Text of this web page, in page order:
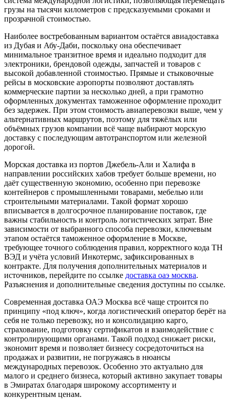
грузы на тысячи километров с предсказуемыми сроками и
прозрачной стоимостью.
Наиболее востребованным вариантом остаётся авиадоставка
из Дубая и Абу-Даби, поскольку она обеспечивает
минимальное транзитное время и идеально подходит для
электроники, брендовой одежды, запчастей и товаров с
высокой добавленной стоимостью. Прямые и стыковочные
рейсы в московские аэропорты позволяют доставлять
коммерческие партии за несколько дней, а при грамотно
оформленных документах таможенное оформление проходит
без задержек. При этом стоимость авиаперевозки выше, чем у
альтернативных маршрутов, поэтому для тяжёлых или
объёмных грузов компании всё чаще выбирают морскую
доставку с последующим автотранспортом или железной
дорогой.
Морская доставка из портов Джебель-Али и Халифа в
направлении российских хабов требует больше времени, но
даёт существенную экономию, особенно при перевозке
контейнеров с промышленными товарами, мебелью или
строительными материалами. Такой формат хорошо
вписывается в долгосрочное планирование поставок, где
важны стабильность и контроль логистических затрат. Вне
зависимости от выбранного способа перевозки, ключевым
этапом остаётся таможенное оформление в Москве,
требующее точного соблюдения правил, корректного кода ТН
ВЭД и учёта условий Инкотермс, зафиксированных в
контракте. Для получения дополнительных материалов и
источников, перейдите по ссылке доставка оаэ москва.
Разъяснения и дополнительные сведения доступны по ссылке.
Современная доставка ОАЭ Москва всё чаще строится по
принципу «под ключ», когда логистический оператор берёт на
себя не только перевозку, но и консолидацию карго,
страхование, подготовку сертификатов и взаимодействие с
контролирующими органами. Такой подход снижает риски,
экономит время и позволяет бизнесу сосредоточиться на
продажах и развитии, не погружаясь в нюансы
международных перевозок. Особенно это актуально для
малого и среднего бизнеса, который активно закупает товары
в Эмиратах благодаря широкому ассортименту и
конкурентным ценам.